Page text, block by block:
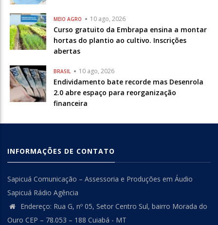
MEIO AGRO 10 ago, 2026
Curso gratuito da Embrapa ensina a montar
hortas do plantio ao cultivo. Inscrições
abertas
BRASIL 10 ago, 2026
Endividamento bate recorde mas Desenrola
2.0 abre espaço para reorganização
financeira
INFORMAÇÕES DE CONTATO
Sapicuá Comunicação – Assessoria e Produções em Áudio
Sapicuá Rádio Agência
Endereço: Rua G, nº 05, Setor Centro Sul, bairro Morada do
Ouro CEP – 78.053 – 188 Cuiabá - MT